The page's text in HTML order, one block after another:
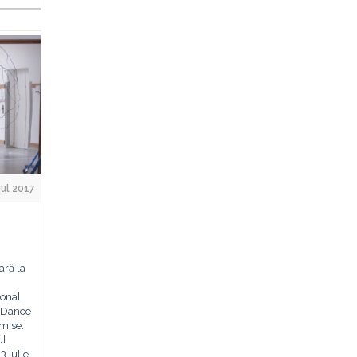
2017
la
iulie